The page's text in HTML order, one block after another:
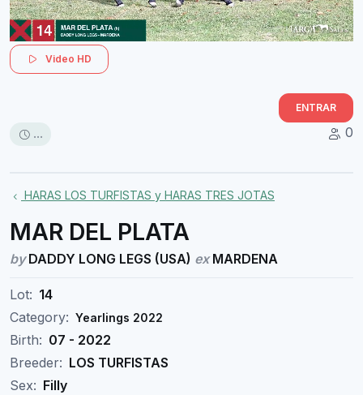
Video HD
ENTRAR
... 0
HARAS LOS TURFISTAS y HARAS TRES JOTAS
MAR DEL PLATA
byDADDY LONG LEGS (USA) exMARDENA
Lot: 14
Category: Yearlings 2022
Birth: 07 - 2022
Breeder: LOS TURFISTAS
Sex: Filly